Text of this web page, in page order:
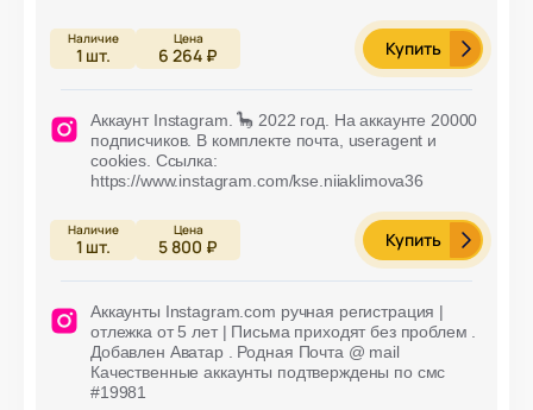
1 шт. 6 264 ₽ Купить
Аккаунт Instagram. 🦕 2022 год. На аккаунте 20000
подписчиков. В комплекте почта, useragent и
cookies. Ссылка:
https://www.instagram.com/kse.niiaklimova36
1 шт. 5 800 ₽ Купить
Аккаунты Instagram.com ручная регистрация |
отлежка от 5 лет | Письма приходят без проблем .
Добавлен Аватар . Родная Почта @ mail
Качественные аккаунты подтверждены по смс
#19981